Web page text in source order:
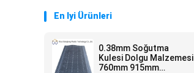
En Iyi Ürünleri
0.38mm Soğutma
Kulesi Dolgu Malzemesi
760mm 915mm